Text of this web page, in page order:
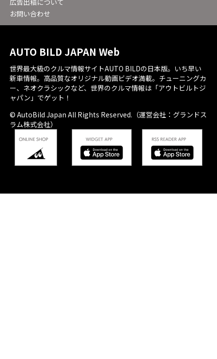
広告出稿について
お問い合わせ
AUTO BILD JAPAN Web
世界最大級のクルマ情報サイトAUTO BILDの日本版。いち早い
新車情報。高品質なオリジナル動画ビデオ満載。チューニングカ
ー、ネオクラシックなど、世界のクルマ情報は「アウトビルトジ
ャパン」でゲット！
© AutoBild Japan All Rights Reserved.（運営会社：グランドス
ラム株式会社）